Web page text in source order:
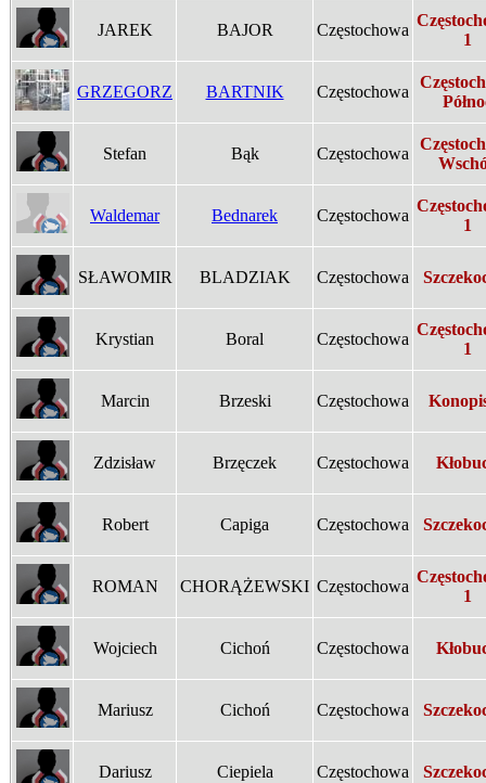
JAREK BAJOR Częstochowa
1
GRZEGORZ BARTNIK Częstochowa
Stefan Bąk Częstochowa
Waldemar Bednarek Częstochowa
1
SŁAWOMIR BLADZIAK Częstochowa
Krystian Boral Częstochowa
1
Marcin Brzeski Częstochowa
Zdzisław Brzęczek Częstochowa
Robert Capiga Częstochowa
ROMAN CHORĄŻEWSKI Częstochowa
1
Wojciech Cichoń Częstochowa
Mariusz Cichoń Częstochowa
Dariusz Ciepiela Częstochowa